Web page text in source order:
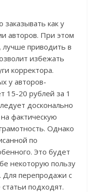
как у
авторов. При этом
приводить в
избежать
корректора.
у авторов-
15-20 рублей за 1
досконально
фактическую
Однако
по
Это будет
некоторую пользу
Для перепродажи с
подходят.